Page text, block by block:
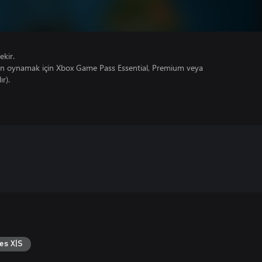
için Xbox Game Pass Essential, Premium veya
X|S